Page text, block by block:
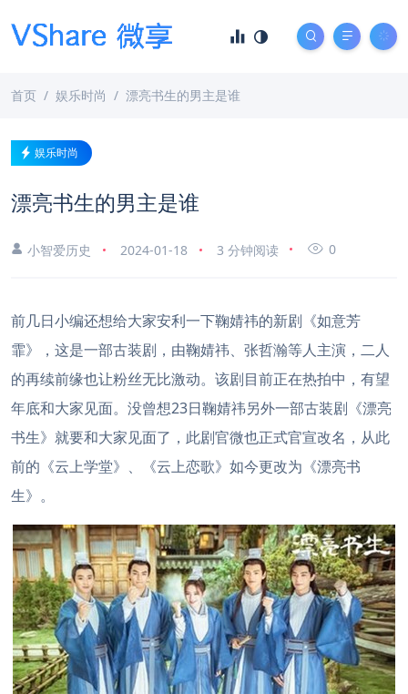
首页 娱乐时尚 漂亮书生的男主是谁
娱乐时尚
漂亮书生的男主是谁
小智爱历史 2024-01-18 3 分钟阅读 0
前几日小编还想给大家安利一下鞠婧祎的新剧《如意芳
霏》，这是一部古装剧，由鞠婧祎、张哲瀚等人主演，二人
的再续前缘也让粉丝无比激动。该剧目前正在热拍中，有望
年底和大家见面。没曾想23日鞠婧祎另外一部古装剧《漂亮
书生》就要和大家见面了，此剧官微也正式官宣改名，从此
前的《云上学堂》、《云上恋歌》如今更改为《漂亮书
生》。